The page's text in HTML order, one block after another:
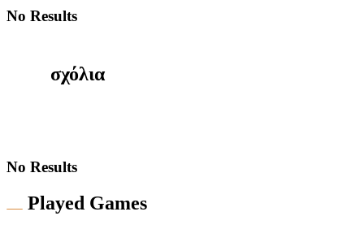
No Results
σχόλια
No Results
Played Games